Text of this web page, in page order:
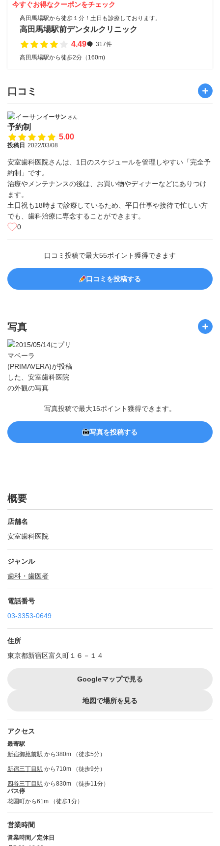
今すぐお得なクーポンをチェック
高田馬場駅から徒歩１分！土日も診療しております。
高田馬場駅前デンタルクリニック
4.49
317件
高田馬場駅から徒歩2分（160m)
口コミ
イーサン さん
予約制
5.00
投稿日 2022/03/08
安室歯科医院さんは、1日のスケジュールを管理しやすい「完全予
約制」です。
治療やメンテナンスの後は、お買い物やディナーなどにありつけ
ます。
土日祝も18時まで診療しているため、平日仕事や接待で忙しい方
でも、歯科治療に専念することができます。
0
口コミ投稿で最大55ポイント獲得できます
口コミを投稿する
写真
写真投稿で最大15ポイント獲得できます。
写真を投稿する
概要
店舗名
安室歯科医院
ジャンル
歯科・歯医者
電話番号
03-3353-0649
住所
東京都新宿区富久町１６－１４
Googleマップで見る
地図で場所を見る
アクセス
最寄駅
新宿御苑前駅 から380m （徒歩5分）
新宿三丁目駅 から710m （徒歩9分）
四谷三丁目駅 から830m （徒歩11分）
バス停
花園町から61m （徒歩1分）
営業時間
営業時間／定休日